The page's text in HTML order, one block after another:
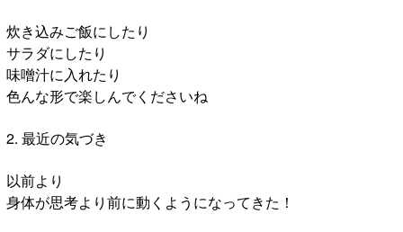
炊き込みご飯にしたり
サラダにしたり
味噌汁に入れたり
色んな形で楽しんでくださいね
2. 最近の気づき
以前より
身体が思考より前に動くようになってきた！